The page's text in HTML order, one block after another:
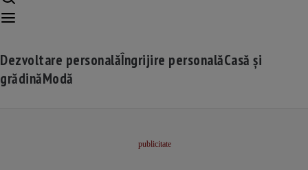
Dezvoltare personalăÎngrijire personalăCasă și
grădinăModă